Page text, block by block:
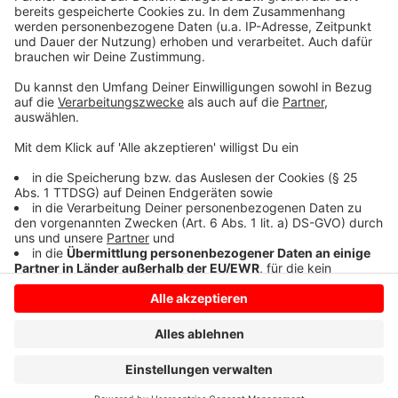
Und diese Person ruft Könning hier bei RADIO WMW
nun auf, sich im Rathaus zu melden.
Anzeige
Anzeige